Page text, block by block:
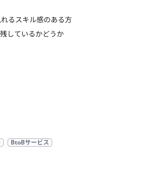
るスキル感のある方
しているかどうか
BtoBサービス